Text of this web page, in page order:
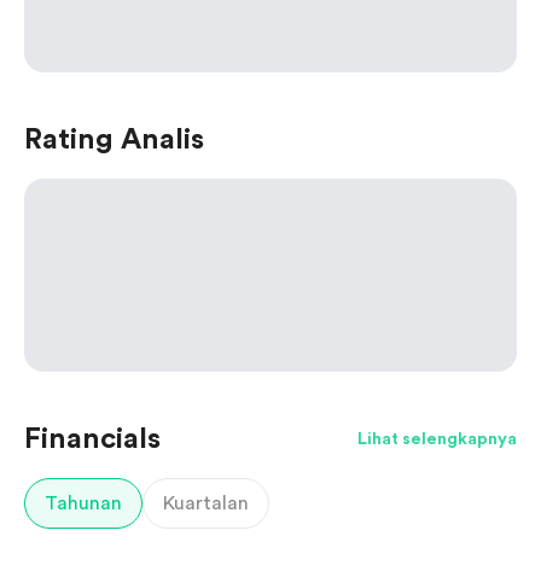
Rating Analis
Financials Lihat selengkapnya
Tahunan Kuartalan